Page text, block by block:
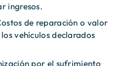
ingresos.
de reparación o valor
vehículos declarados
por el sufrimiento